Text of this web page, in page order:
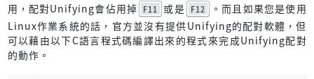
用，配對Unifying會佔用掉 F11 或是 F12
。而且如果您是使用
Linux作業系統的話，官方並沒有提供Unifying的配對軟體，但
可以藉由以下C語言程式碼編譯出來的程式來完成Unifying配對
的動作。